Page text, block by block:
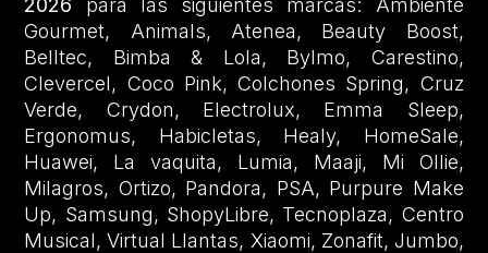
2026 para las siguientes marcas: Ambiente
Gourmet, Animals, Atenea, Beauty Boost,
Belltec, Bimba & Lola, Bylmo, Carestino,
Clevercel, Coco Pink, Colchones Spring, Cruz
Verde, Crydon, Electrolux, Emma Sleep,
Ergonomus, Habicletas, Healy, HomeSale,
Huawei, La vaquita, Lumia, Maaji, Mi Ollie,
Milagros, Ortizo, Pandora, PSA, Purpure Make
Up, Samsung, ShopyLibre, Tecnoplaza, Centro
Musical, Virtual Llantas, Xiaomi, Zonafit, Jumbo,